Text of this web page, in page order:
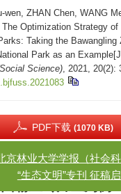
wen, ZHAN Chen, WANG
Optimization Strategy
Taking the Bawangling
Park as an
Science), 2021, 20(2):
PDF下载 (1070 KB)
利用体系优化策
霸王岭片区为例
京林业大学学报（社会科
“生态文明”专刊 征稿启